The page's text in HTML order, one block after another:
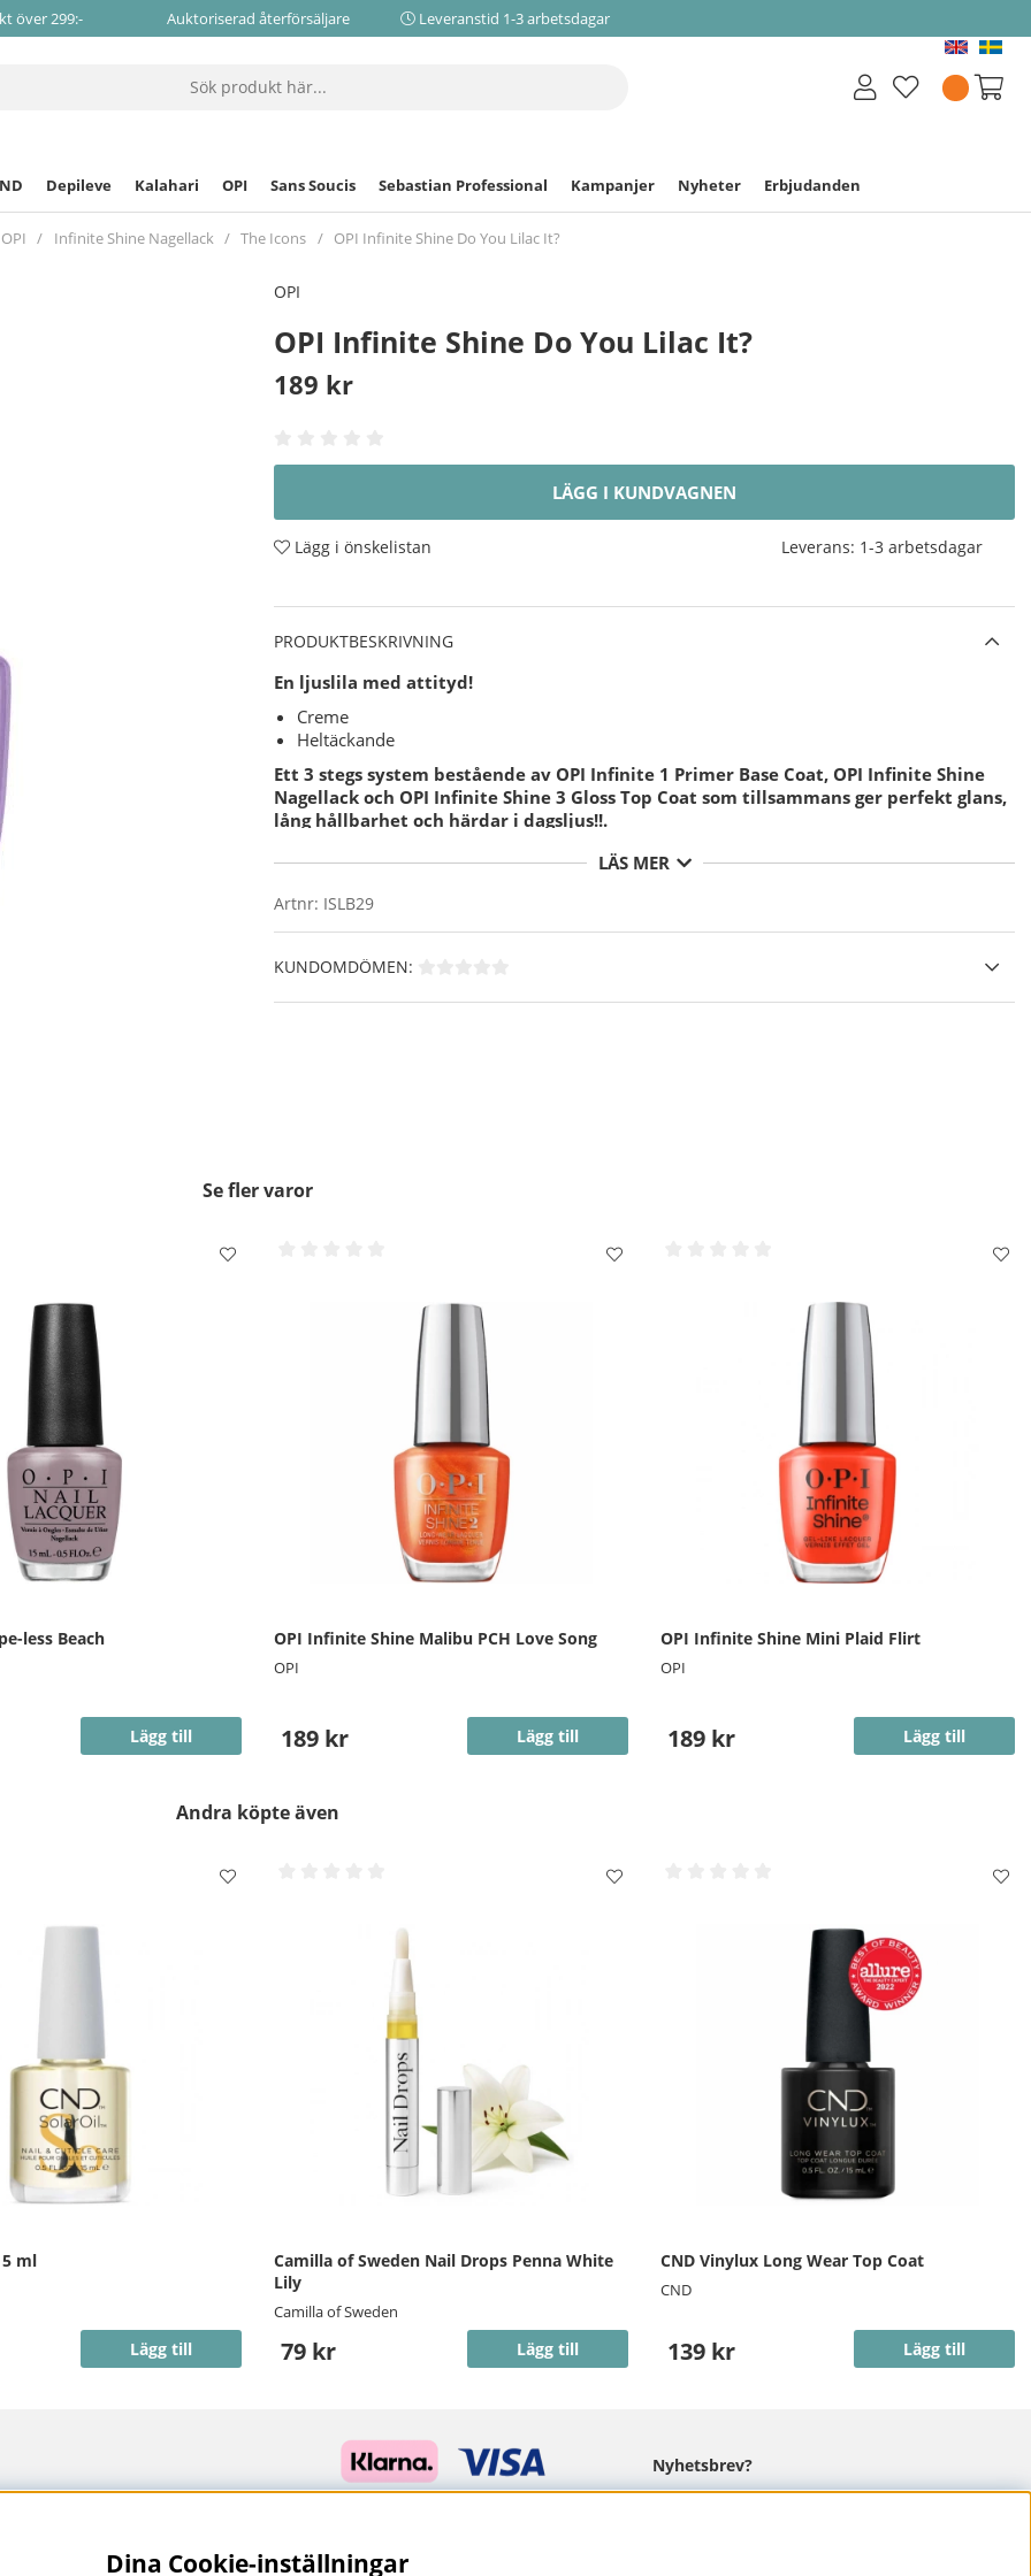
över 299:- Auktoriserad återförsäljare Leveranstid 1-3 arbetsdagar
Depileve Kalahari OPI Sans Soucis Sebastian Professional Kampanjer Nyheter Erbjudanden
OPI Infinite Shine Nagellack The Icons OPI Infinite Shine Do You Lilac It?
OPI
OPI Infinite Shine Do You Lilac It?
189 kr
LÄGG I KUNDVAGNEN
Lägg i önskelistan Leverans: 1-3 arbetsdagar
PRODUKTBESKRIVNING
En ljuslila med attityd!
Creme
Heltäckande
Ett 3 stegs system bestående av OPI Infinite 1 Primer Base Coat, OPI Infinite Shine
Nagellack och OPI Infinite Shine 3 Gloss Top Coat som tillsammans ger perfekt glans,
lång hållbarhet och härdar i dagsljus!!.
Förbered din nagel för OPI Infinite Shine Nagellacken för bästa möjliga hållbarhet med
nagellack.
Applicera sedan 1 lager avOPI Infinite Shine 1 Primer Base Coatoch Låt torka.
Där efter applicerar du 2 tunna lager av valfri färg från
och försegla även din utväxt ( framkanten av nageln ), Låt torka.
Slutligen applicerar du ett tunt lagerOPI Infinite Shine 3 Gloss Top Coatför att
LÄS MER
Artnr: ISLB29
KUNDOMDÖMEN:
Se fler varor
less Beach
Lägg till
OPI Infinite Shine Malibu PCH Love Song
OPI
189 kr Lägg till
OPI Infinite Shine Mini Plaid Flirt
OPI
189 kr Lägg till
Andra köpte även
ml
Lägg till
Camilla of Sweden Nail Drops Penna White
Lily
Camilla of Sweden
79 kr Lägg till
CND Vinylux Long Wear Top Coat
CND
139 kr Lägg till
Nyhetsbrev?
Dina Cookie-inställningar